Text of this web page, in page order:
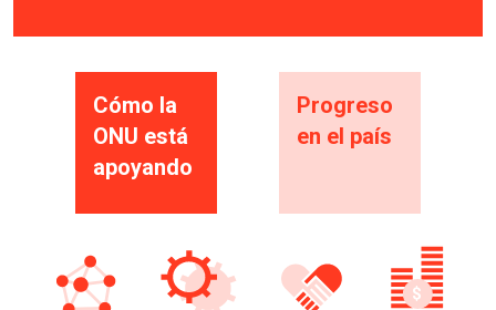
Cómo la
ONU está
apoyando
Progreso
en el país